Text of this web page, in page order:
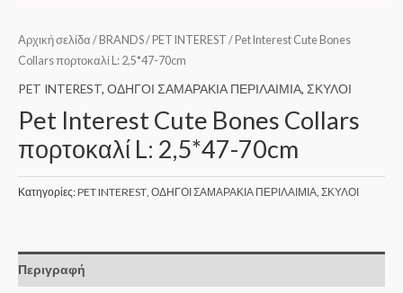
Αρχική σελίδα / BRANDS/ PET INTEREST / Pet Interest Cute Bones
Collars πορτοκαλί L: 2,5*47-70cm
PET INTEREST, ΟΔΗΓΟΙ ΣΑΜΑΡΑΚΙΑ ΠΕΡΙΛΑΙΜΙΑ, ΣΚΥΛΟΙ
Pet Interest Cute Bones Collars
πορτοκαλί L: 2,5*47-70cm
Κατηγορίες:PET INTEREST, ΟΔΗΓΟΙ ΣΑΜΑΡΑΚΙΑ ΠΕΡΙΛΑΙΜΙΑ, ΣΚΥΛΟΙ
Περιγραφή